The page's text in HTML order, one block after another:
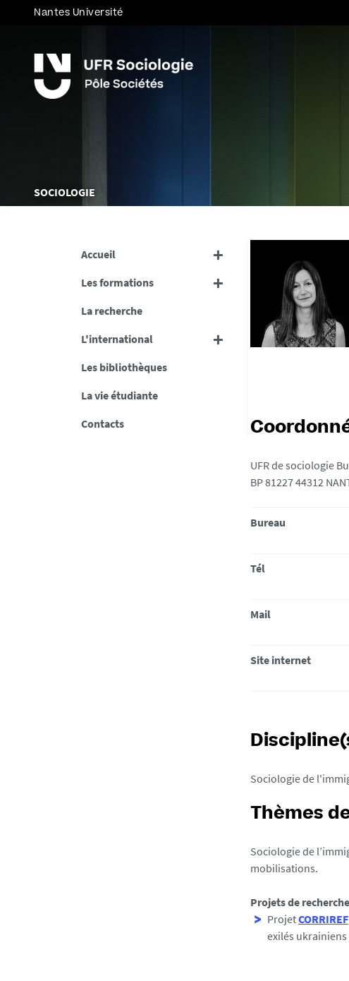
Nantes Université
Vous
êtes
SOCIOLOGIE
Accueil
Les formations
La recherche
L'international
Les bibliothèques
La vie étudiante
Contacts
UFR de sociologie
BP 81227 44312
Bureau
Tél
Mail
Site internet
Sociologie de
Thèmes
Sociologie de
mobilisations.
Projets de
ProjetCORRIREF
exilés ukrainiens